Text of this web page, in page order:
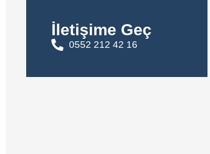
İletişime Geç
0552 212 42 16